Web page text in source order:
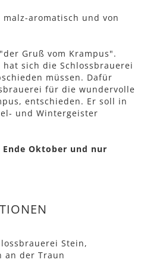
aromatisch und von
Gruß vom Krampus".
sich die Schlossbrauerei
müssen. Dafür
für die wundervolle
entschieden. Er soll in
und Wintergeister
Oktober und nur
Stein,
an der Traun